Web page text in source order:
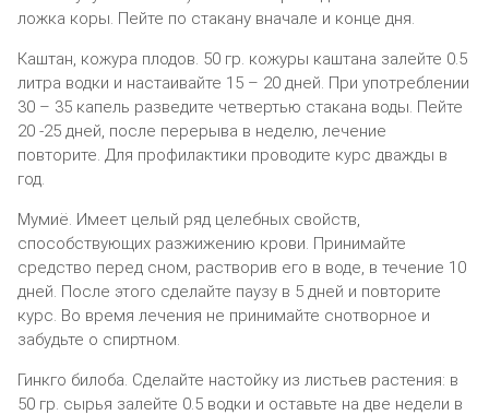
ложка коры. Пейте по стакану вначале и конце дня.
Каштан, кожура плодов. 50 гр. кожуры каштана залейте 0.5
литра водки и настаивайте 15 – 20 дней. При употреблении
30 – 35 капель разведите четвертью стакана воды. Пейте
20 -25 дней, после перерыва в неделю, лечение
повторите. Для профилактики проводите курс дважды в
год.
Мумиё. Имеет целый ряд целебных свойств,
способствующих разжижению крови. Принимайте
средство перед сном, растворив его в воде, в течение 10
дней. После этого сделайте паузу в 5 дней и повторите
курс. Во время лечения не принимайте снотворное и
забудьте о спиртном.
Гинкго билоба. Сделайте настойку из листьев растения: в
50 гр. сырья залейте 0.5 водки и оставьте на две недели в